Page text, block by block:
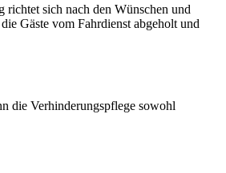
richtet sich nach den Wünschen und
Gäste vom Fahrdienst abgeholt und
die Verhinderungspflege sowohl